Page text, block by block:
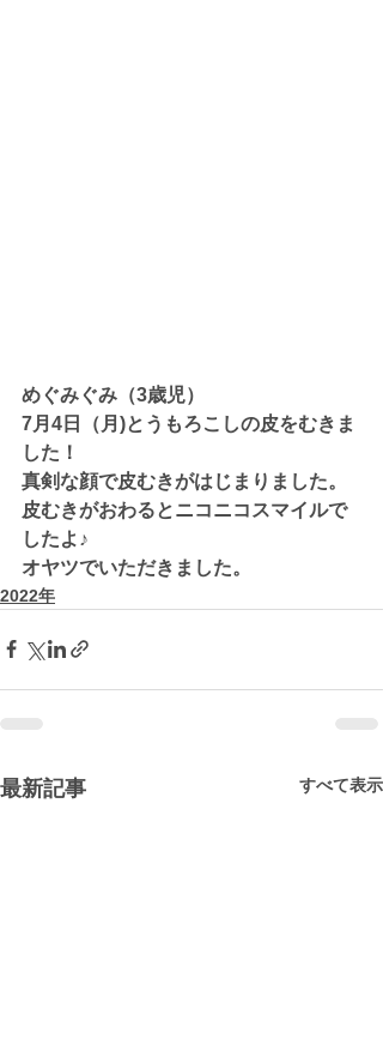
めぐみぐみ（3歳児）
7月4日（月)とうもろこしの皮をむきま
した！
真剣な顔で皮むきがはじまりました。
皮むきがおわるとニコニコスマイルで
したよ♪
オヤツでいただきました。
2022年
最新記事 すべて表示